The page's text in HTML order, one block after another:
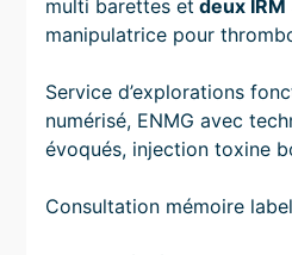
multi barettes et deux IRM
manipulatrice pour
Service d’explorations
numérisé, ENMG avec
évoqués, injection toxine
Consultation mémoire